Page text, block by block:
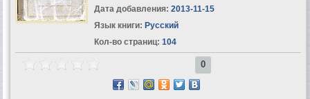
Дата добавления: 2013-11-15
Язык книги: Русский
Кол-во страниц: 104
0